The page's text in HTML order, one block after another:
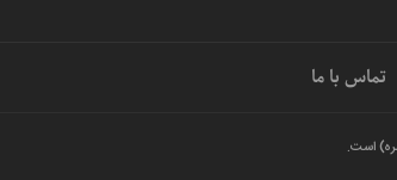
تماس با ما
است.